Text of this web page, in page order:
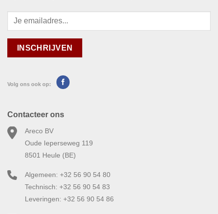
Volg ons ook op:
Contacteer ons
Areco BV
Oude Ieperseweg 119
8501 Heule (BE)
Algemeen: +32 56 90 54 80
Technisch: +32 56 90 54 83
Leveringen: +32 56 90 54 86